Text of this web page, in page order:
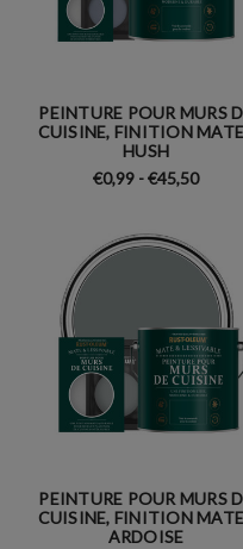
PEINTURE POUR MURS
CUISINE, FINITION
HUSH
€0,99 - €45,50
PEINTURE POUR MURS
CUISINE, FINITION
ARDOISE